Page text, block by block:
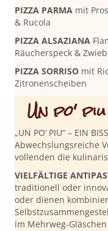
PIZZA PARMA mit
& Rucola
PIZZA ALSAZIANA
Räucherspeck &
PIZZA SORRISO mit
Zitronenscheiben
Un po' piu
„UN PO‘ PIU“ – EIN
Abwechslungsreiche
vollenden die
VIELFÄLTIGE
traditionell oder
oder dienen
im Mehrweg-